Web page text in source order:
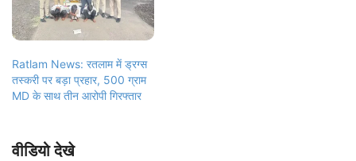
Ratlam News: रतलाम में ड्रग्स
तस्करी पर बड़ा प्रहार, 500 ग्राम
MD के साथ तीन आरोपी गिरफ्तार
वीडियो देखे